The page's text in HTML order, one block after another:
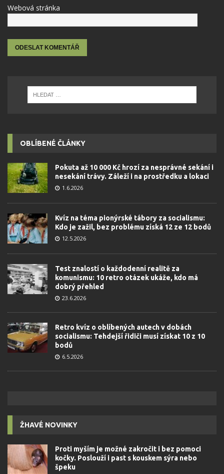
Webová stránka
OBLÍBENÉ ČLÁNKY
Pokuta až 10 000 Kč hrozí za nesprávné sekání i
nesekání trávy. Záleží i na prostředku a lokaci
1.6.2026
Kvíz na téma pionýrské tábory za socialismu:
Kdo je zažil, bez problému získá 12 ze 12 bodů
12.5.2026
Test znalostí o každodenní realitě za
komunismu: 10 retro otázek ukáže, kdo má
dobrý přehled
23.6.2026
Retro kvíz o oblíbených autech v dobách
socialismu: Tehdejší řidiči musí získat 10 z 10
bodů
6.5.2026
ŽHAVÉ NOVINKY
Proti myším je možné zakročit i bez pomoci
kočky. Poslouží i past s kouskem sýra nebo
špeku